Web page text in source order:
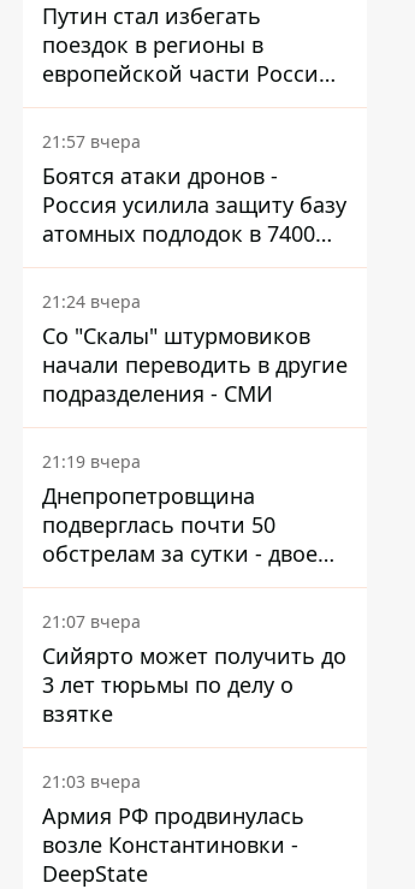
Путин стал избегать
поездок в регионы в
европейской части России,
куда регулярно долетают
дроны
21:57 вчера
Боятся атаки дронов -
Россия усилила защиту базу
атомных подлодок в 7400
км от Украины
21:24 вчера
Со "Скалы" штурмовиков
начали переводить в другие
подразделения - СМИ
21:19 вчера
Днепропетровщина
подверглась почти 50
обстрелам за сутки - двое
погибших, шесть
пострадавших
21:07 вчера
Сийярто может получить до
3 лет тюрьмы по делу о
взятке
21:03 вчера
Армия РФ продвинулась
возле Константиновки -
DeepState